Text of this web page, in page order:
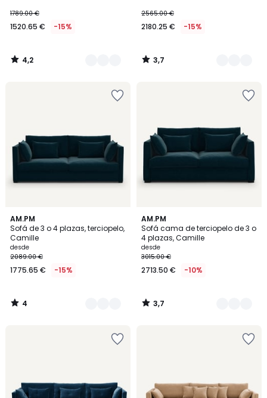
1789.00 €
1520.65 € -15%
4,2
/
2565.00 €
2180.25 € -15%
3,7
/
AM.PM
Sofá de 3 o 4 plazas, terciopelo,
Camille
desde
2089.00 €
1775.65 € -15%
4
/
5
3
Colores
4
/
AM.PM
Sofá cama de terciopelo de 3 o
4 plazas, Camille
desde
3015.00 €
2713.50 € -10%
3,7
/ 5
3
Colores
3,7
/